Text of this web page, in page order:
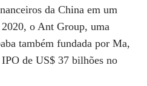
da China em um
o Ant Group, uma
também fundada por Ma,
de US$ 37 bilhões no